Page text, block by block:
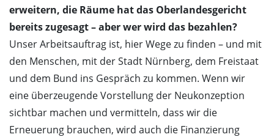
erweitern, die Räume hat das Oberlandesgericht
bereits zugesagt – aber wer wird das bezahlen?
Unser Arbeitsauftrag ist, hier Wege zu finden – und mit
den Menschen, mit der Stadt Nürnberg, dem Freistaat
und dem Bund ins Gespräch zu kommen. Wenn wir
eine überzeugende Vorstellung der Neukonzeption
sichtbar machen und vermitteln, dass wir die
Erneuerung brauchen, wird auch die Finanzierung